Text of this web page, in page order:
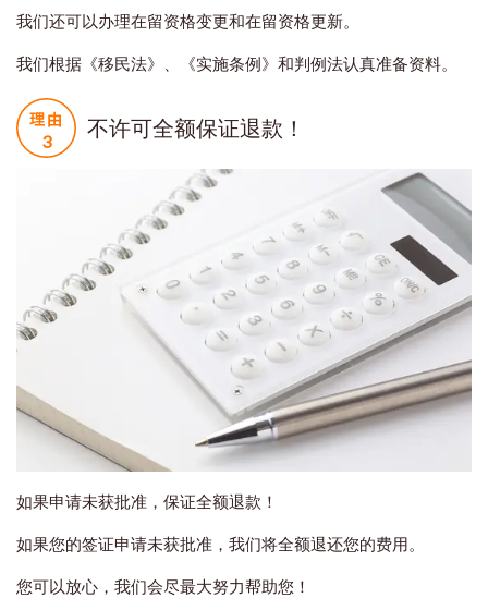
我们还可以办理在留资格变更和在留资格更新。
我们根据《移民法》、《实施条例》和判例法认真准备资料。
不许可全额保证退款！
如果申请未获批准，保证全额退款！
如果您的签证申请未获批准，我们将全额退还您的费用。
您可以放心，我们会尽最大努力帮助您！